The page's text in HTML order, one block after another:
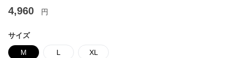
4,960 円
サイズ
M L XL